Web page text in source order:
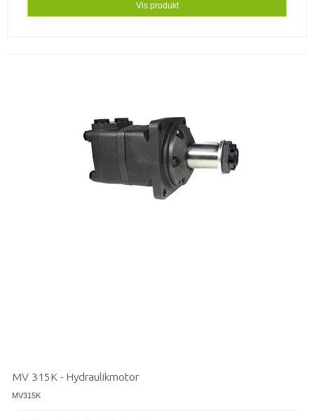
Vis produkt
MV 315K - Hydraulikmotor
MV315K